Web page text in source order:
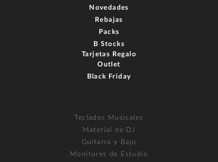
Novedades
Rebajas
Packs
B Stocks
Tarjetas Regalo
Outlet
Black Friday
Teclados Musicales
Material de DJ
Guitarra y Bajo
Monitores de Estudio